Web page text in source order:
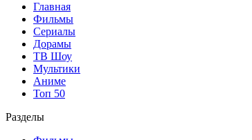
Главная
Фильмы
Сериалы
Дорамы
ТВ Шоу
Мультики
Аниме
Топ 50
Разделы